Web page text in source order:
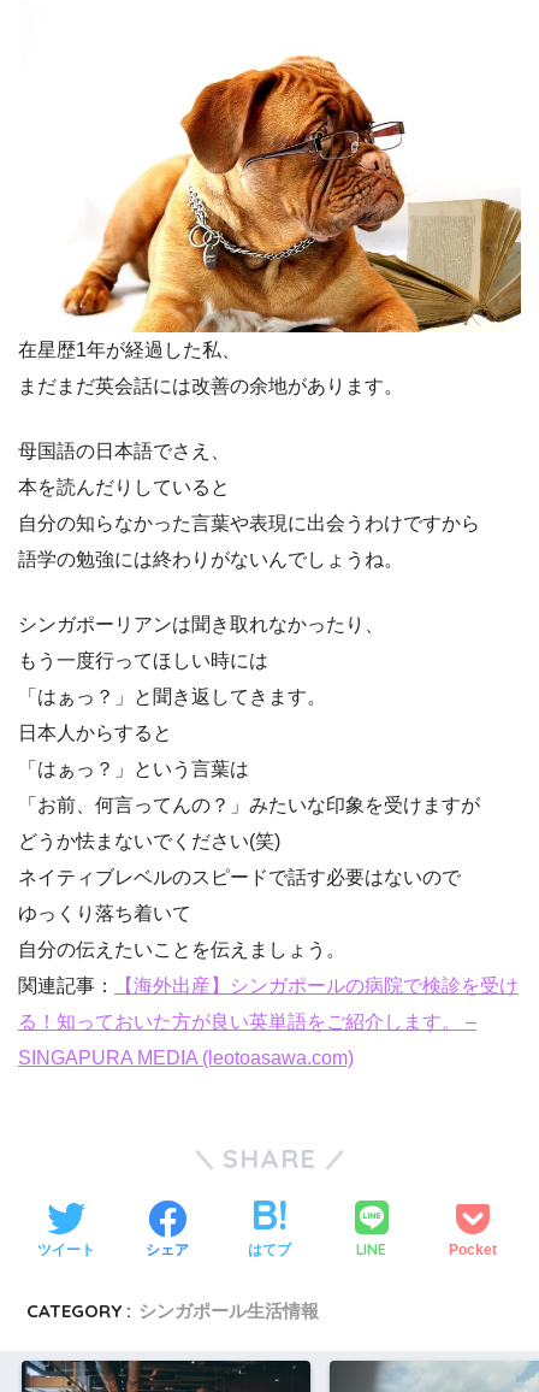
在星歴1年が経過した私、
まだまだ英会話には改善の余地があります。
母国語の日本語でさえ、
本を読んだりしていると
自分の知らなかった言葉や表現に出会うわけですから
語学の勉強には終わりがないんでしょうね。
シンガポーリアンは聞き取れなかったり、
もう一度行ってほしい時には
「はぁっ？」と聞き返してきます。
日本人からすると
「はぁっ？」という言葉は
「お前、何言ってんの？」みたいな印象を受けますが
どうか怯まないでください(笑)
ネイティブレベルのスピードで話す必要はないので
ゆっくり落ち着いて
自分の伝えたいことを伝えましょう。
関連記事：
【海外出産】シンガポールの病院で検診を受け
る！知っておいた方が良い英単語をご紹介します。 –
SINGAPURA MEDIA (leotoasawa.com)
SHARE
ツイート シェア はてブ LINE Pocket
CATEGORY : シンガポール生活情報